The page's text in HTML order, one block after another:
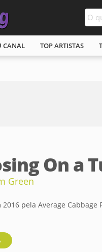
CANAL TOP ARTISTAS
On a
Green
pela Average Cabbage